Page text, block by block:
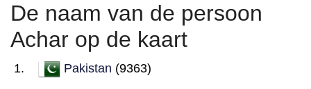
De naam van de persoon
Achar op de kaart
Pakistan (9363)